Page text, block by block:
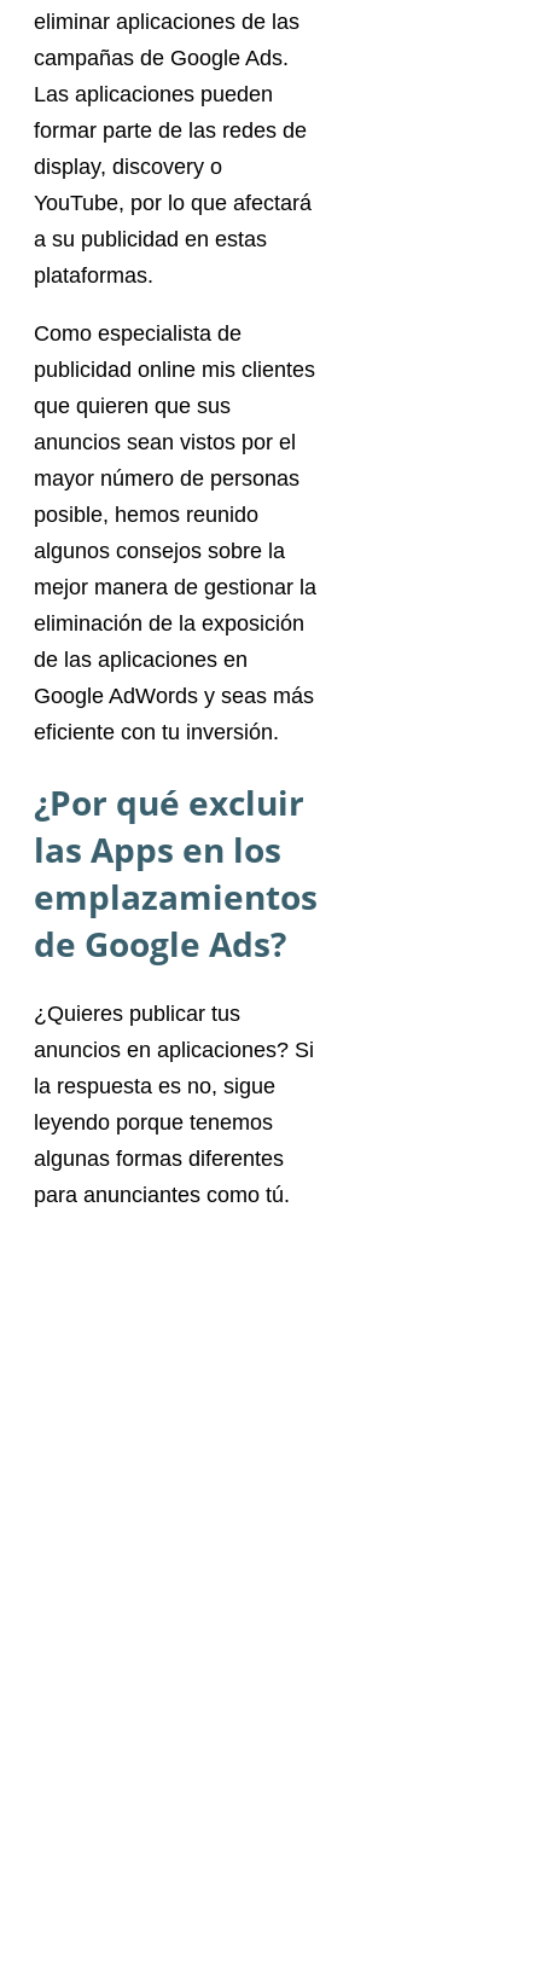
eliminar aplicaciones de las
campañas de Google Ads.
Las aplicaciones pueden
formar parte de las redes de
display, discovery o
YouTube, por lo que afectará
a su publicidad en estas
plataformas.
Como especialista de
publicidad online mis clientes
que quieren que sus
anuncios sean vistos por el
mayor número de personas
posible, hemos reunido
algunos consejos sobre la
mejor manera de gestionar la
eliminación de la exposición
de las aplicaciones en
Google AdWords y seas más
eficiente con tu inversión.
¿Por qué excluir
las Apps en los
emplazamientos
de Google Ads?
¿Quieres publicar tus
anuncios en aplicaciones? Si
la respuesta es no, sigue
leyendo porque tenemos
algunas formas diferentes
para anunciantes como tú.